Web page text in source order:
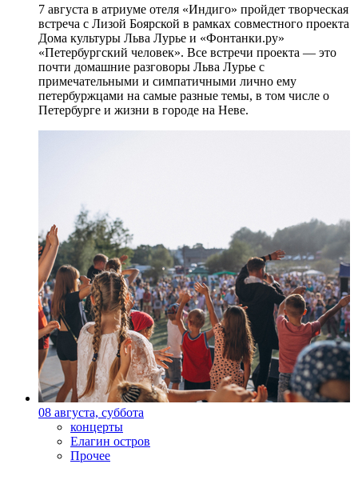
7 августа в атриуме отеля «Индиго» пройдет творческая
встреча с Лизой Боярской в рамках совместного проекта
Дома культуры Льва Лурье и «Фонтанки.ру»
«Петербургский человек». Все встречи проекта — это
почти домашние разговоры Льва Лурье с
примечательными и симпатичными лично ему
петербуржцами на самые разные темы, в том числе о
Петербурге и жизни в городе на Неве.
08 августа, суббота
концерты
Елагин остров
Прочее